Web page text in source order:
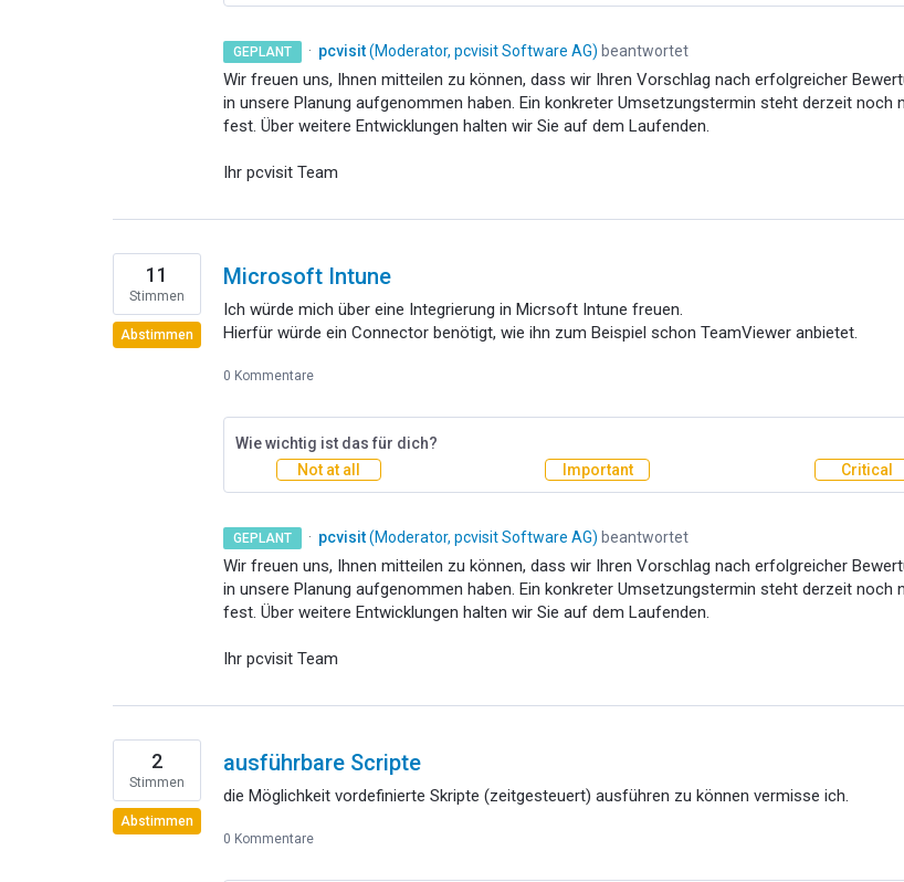
GEPLANT · pcvisit(Moderator, pcvisit Software AG) beantwortet
Wir freuen uns, Ihnen mitteilen zu können, dass wir Ihren Vorschlag nach erfolgreicher
in unsere Planung aufgenommen haben. Ein konkreter Umsetzungstermin steht derzeit noch
fest. Über weitere Entwicklungen halten wir Sie auf dem Laufenden.
Ihr pcvisit Team
Microsoft Intune
Ich würde mich über eine Integrierung in Micrsoft Intune freuen.
Hierfür würde ein Connector benötigt, wie ihn zum Beispiel schon TeamViewer anbietet.
11
Stimmen
Abstimmen
0 Kommentare
Wie wichtig ist das für dich?
Not at all
Important Critical
GEPLANT · pcvisit(Moderator, pcvisit Software AG) beantwortet
Wir freuen uns, Ihnen mitteilen zu können, dass wir Ihren Vorschlag nach erfolgreicher
in unsere Planung aufgenommen haben. Ein konkreter Umsetzungstermin steht derzeit noch
fest. Über weitere Entwicklungen halten wir Sie auf dem Laufenden.
Ihr pcvisit Team
ausführbare Scripte
die Möglichkeit vordefinierte Skripte (zeitgesteuert) ausführen zu können vermisse ich.
2
Stimmen
Abstimmen
0 Kommentare